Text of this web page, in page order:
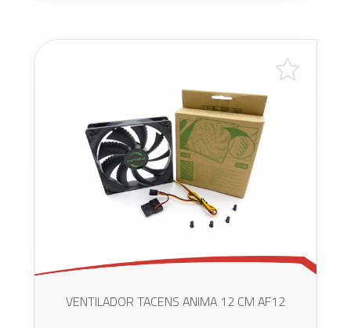
VENTILADOR TACENS ANIMA 12 CM AF12